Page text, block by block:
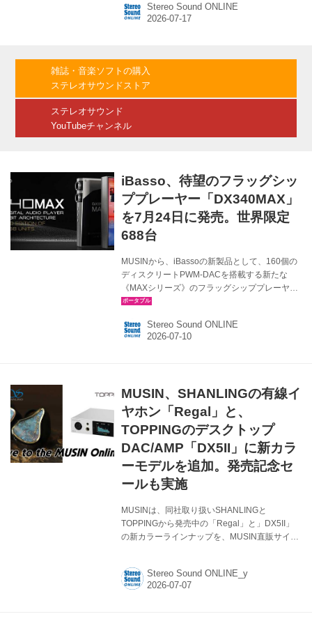
モデルで、DACチップを「CS43131」デュアル
構成へとアップグレードしたDAPとなる。M0
ブルが必要）。 M0シリーズの流れをくむウル
トラコンパクトなデザインで、手軽に持ち運ぶ
Stereo Sound ONLINE
雑誌・音楽ソフトの購入
ステレオサウンドストア
ステレオサウンド
YouTubeチャンネル
iBasso、待望のフラッグシッ
ププレーヤー「DX340MAX」
を7月24日に発売。世界限定
688台
MUSINから、iBassoの新製品として、160個の
ディスクリートPWM-DACを搭載する新たな
《MAXシリーズ》のフラッグシッププレーヤー
「DX340MAX」が、7月24日に発売される。価
台となる。 「DX340」の究極の進化形である
DX340MAXは、DX340の128個のディスクリー
ず、クロック精度やアルゴリズムのタイミング
制御に対する要求もより厳格なものとなってお
り、回路設計の全面的な見直...
Stereo Sound ONLINE
MUSIN、SHANLINGの有線イ
ヤホン「Regal」と、
TOPPINGのデスクトップ
DAC/AMP「DX5II」に新カラ
ーモデルを追加。発売記念セ
ールも実施
MUSINは、同社取り扱いSHANLINGと
TOPPINGから発売中の「Regal」と」DX5II」
の新カラーラインナップを、MUSIN直販サイト
ブリッドイヤホンRegalの数量限定カラーモデ
ル「Shining Blue」と、TOPPINGのデスクトッ
Stereo Sound ONLINE_y